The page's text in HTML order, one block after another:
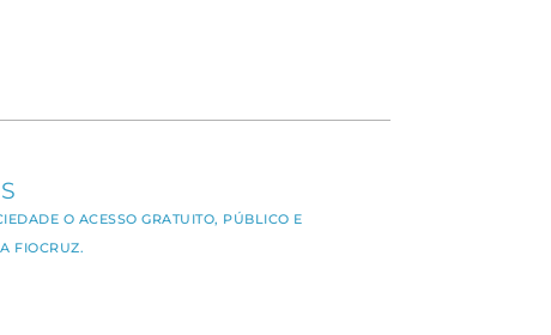
O ACESSO GRATUITO, PÚBLICO E
FIOCRUZ.